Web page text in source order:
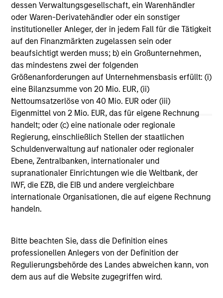
dessen Verwaltungsgesellschaft, ein Warenhändler
oder Waren-Derivatehändler oder ein sonstiger
institutioneller Anleger, der in jedem Fall für die Tätigkeit
auf den Finanzmärkten zugelassen sein oder
beaufsichtigt werden muss; b) ein Großunternehmen,
das mindestens zwei der folgenden
Größenanforderungen auf Unternehmensbasis erfüllt: (i)
eine Bilanzsumme von 20 Mio. EUR, (ii)
Nettoumsatzerlöse von 40 Mio. EUR oder (iii)
Eigenmittel von 2 Mio. EUR, das für eigene Rechnung
handelt; oder (c) eine nationale oder regionale
Regierung, einschließlich Stellen der staatlichen
Schuldenverwaltung auf nationaler oder regionaler
Ebene, Zentralbanken, internationaler und
supranationaler Einrichtungen wie die Weltbank, der
IWF, die EZB, die EIB und andere vergleichbare
internationale Organisationen, die auf eigene Rechnung
handeln.
Bitte beachten Sie, dass die Definition eines
professionellen Anlegers von der Definition der
Regulierungsbehörde des Landes abweichen kann, von
dem aus auf die Website zugegriffen wird.
DasMorningstar Rating™(Sterne-Rating) für Fonds wird
für Vermögensverwaltungsprodukte (wie Investmentfonds,
Variable-Annuity- und Variable-Life-Unterkonten (variable
Renten- und Lebensversicherung), börsennotierte Fonds,
geschlossene Fonds und separate Konten) berechnet, die
seit mindestens drei Jahren existieren. Börsennotierte
Fonds und offene Investmentfonds werden zu
Vergleichszwecken zu einer Kategorie zusammengefasst.
Das Rating wird anhand der Morningstar Risk-Adjusted
Return (MRAR) berechnet, eine Kennzahl, die die
Schwankungen der monatlichen Überschussrendite eines
verwalteten Produkts berücksichtigt. Dabei wird
besonderes Gewicht auf die negativen
Performanceschwankungen und eine beständige
Wertentwicklung gelegt. Die besten 10% der Produkte in
jeder Kategorie erhalten 5 Sterne, die nächsten 22,5% 4
Sterne, die nächsten 35% 3 Sterne, die nächsten 22,5% 2
Sterne und die unteren 10% 1 Stern. Das Morningstar-
Gesamtrating für ein verwaltetes Produkt ergibt sich aus
dem gewichteten Durchschnitt der Morningstar-Ratings
über drei, fünf und zehn Jahre (sofern vorhanden). Die
Gewichtungen sind: 100% Drei-Jahres-Rating für
119 Monaten und 50% Zehn-Jahres-Rating/30% Fünf-
Jahres-Rating/20% Drei-Jahres-Rating für Gesamtrenditen
von mindestens 120 Monaten. Zwar scheint die Formel für
das Zehn-Jahres-Gesamtrating den Zehn-Jahres-Zeitraum
am stärksten zu gewichten, jedoch wirkt sich der jüngste